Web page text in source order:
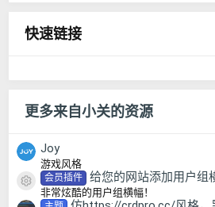
快速链接
更多来自小关的资源
Joy
游戏风格
资源图标
会员插件 给您的网站添加用户组
非常炫酷的用户组横幅！